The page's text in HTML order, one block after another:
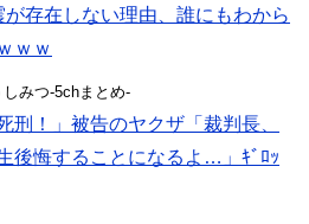
が存在しない理由、誰にもわから
ｗｗ
みつ-5chまとめ-
刑！」被告のヤクザ「裁判長、
後悔することになるよ…」ｷﾞﾛｯ